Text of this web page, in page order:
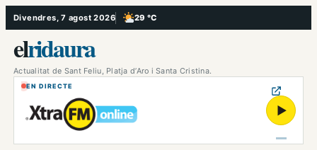
Vés
al
contingut
Divendres, 7 agost 2026 29 °C
, Poc ennuvolat
elridaura
Actualitat de Sant Feliu, Platja d’Aro i Santa Cristina.
EN DIRECTE
▶